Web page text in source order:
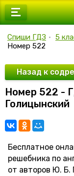
7 класс
9 класс
10 класс
11 класс
Спиши ГДЗ • 5
Номер 522
Назад к
Номер 522 -
Голицынский
Бесплатное
решебника по
от авторов Ю. Б.